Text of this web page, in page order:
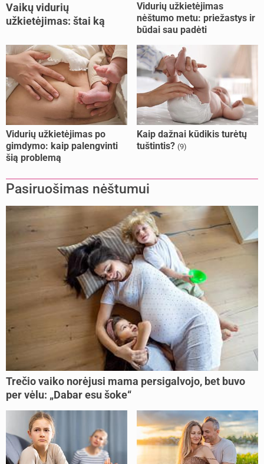
Vaikų vidurių
užkietėjimas: štai ką
Vidurių užkietėjimas
nėštumo metu: priežastys ir
būdai sau padėti
Vidurių užkietėjimas po
gimdymo: kaip palengvinti
šią problemą
Kaip dažnai kūdikis turėtų
tuštintis? (9)
Pasiruošimas nėštumui
Trečio vaiko norėjusi mama persigalvojo, bet buvo
per vėlu: „Dabar esu šoke“